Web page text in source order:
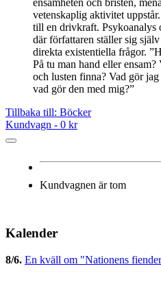
ensamheten och bristen,
vetenskaplig aktivitet
till en drivkraft. Psykoanalys
där författaren ställer sig
direkta existentiella frågor.
På tu man hand eller
och lusten finna? Vad gör
vad gör den med mig?”
Tillbaka till: Böcker
Kundvagn - 0 kr
Kundvagnen är tom
Kalender
8/6. En kväll om "Nationens